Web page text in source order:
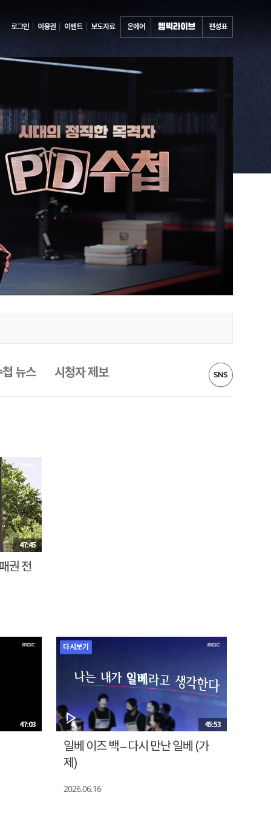
로그인 이용권 이벤트 보도자료 온에어 편성표
뉴스 시청자 제보
47:45
권 전
47:03
다시보기
45:53
일베 이즈 백 – 다시 만난 일베 (가
제)
2026.06.16